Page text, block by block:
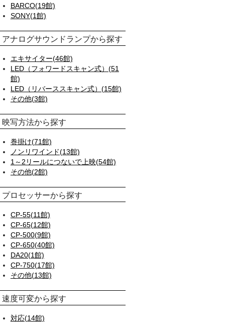
BARCO(19館)
SONY(1館)
アナログサウンドランプから探す
エキサイター(46館)
LED（フォワードスキャン式）(51
館)
LED（リバーススキャン式）(15館)
その他(3館)
映写方法から探す
巻掛け(71館)
ノンリワインド(13館)
1～2リールにつないで上映(54館)
その他(2館)
プロセッサーから探す
CP-55(11館)
CP-65(12館)
CP-500(9館)
CP-650(40館)
DA20(1館)
CP-750(17館)
その他(13館)
速度可変から探す
対応(14館)